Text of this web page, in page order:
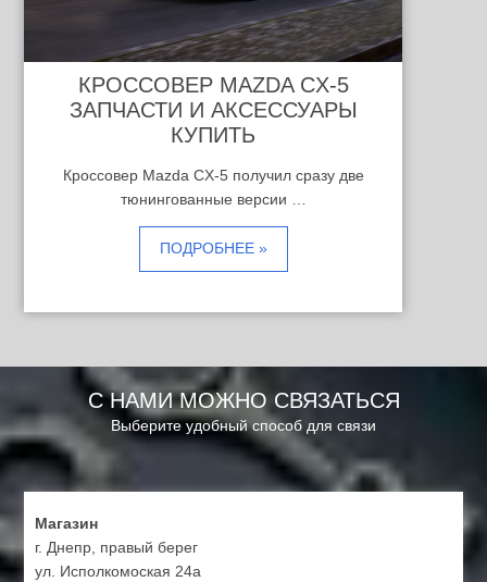
КРОССОВЕР MAZDA CX-5
ЗАПЧАСТИ И АКСЕССУАРЫ
КУПИТЬ
Кроссовер Mazda CX-5 получил сразу две
тюнингованные версии …
ПОДРОБНЕЕ »
С НАМИ МОЖНО СВЯЗАТЬСЯ
Выберите удобный способ для связи
Магазин
г. Днепр, правый берег
ул. Исполкомоская 24а